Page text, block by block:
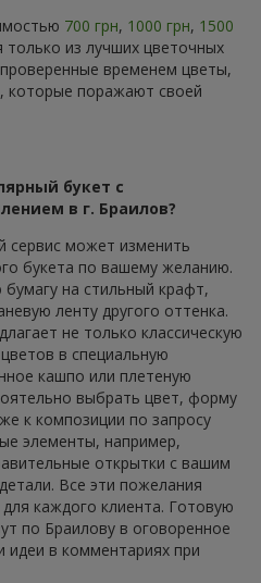
700 грн, 1000 грн, 1500
только из лучших цветочных
временем цветы,
которые поражают своей
букет с
в г. Браилов?
сервис может изменить
букета по вашему желанию.
на стильный крафт,
ленту другого оттенка.
не только классическую
в специальную
кашпо или плетеную
выбрать цвет, форму
к композиции по запросу
элементы, например,
открытки с вашим
Все эти пожелания
каждого клиента. Готовую
по Браилову в оговоренное
идеи в комментариях при